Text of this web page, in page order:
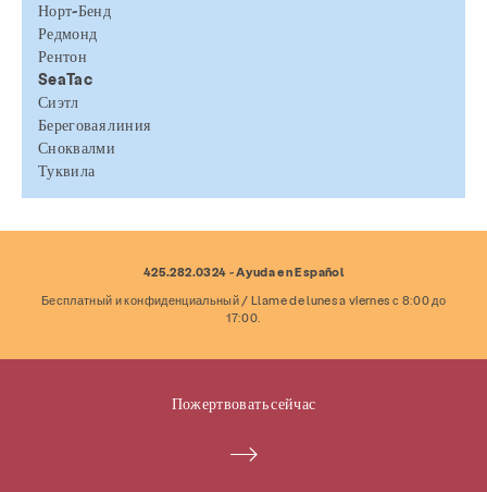
Норт-Бенд
Редмонд
Рентон
SeaTac
Сиэтл
Береговая линия
Сноквалми
Туквила
425.282.0324 - Ayuda en Español
Бесплатный и конфиденциальный / Llame de lunes a viernes с 8:00 до
17:00.
Пожертвовать сейчас